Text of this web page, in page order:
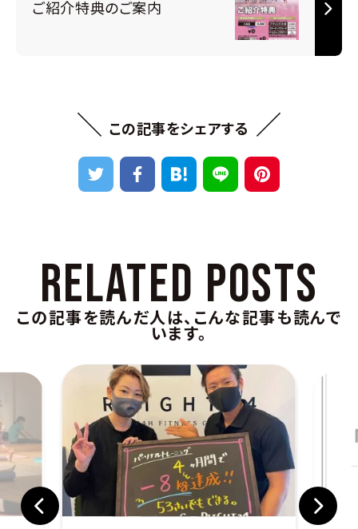
ご紹介特典のご案内
＼ この記事をシェアする ／
RELATED POSTS
この記事を読んだ人は、こんな記事も読んで
います。